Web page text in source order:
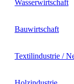
Wasserwirtschaft
Bauwirtschaft
Textilindustrie /